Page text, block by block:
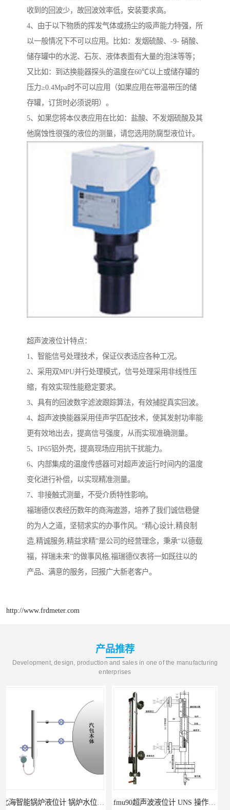
收到的回波少，故回波效率低，安装要求高。
4、由于以下物质的挥发气体或扬尘的吸声能力特强，所
以一般情况下不可以应用。比如：发烟硫酸、-9- 硝酸、
储存罐中的水泥、石灰、液体表面有大量的泡沫等等；
又比如：到达换能器探头的温度在60℃以上或储存罐的
压力≥0.4Mpa时不可以应用（如果应用在带温带压的储
存罐，订货时必须说明）。
5、如果您将本仪表应用在比如：盐酸、不发烟硫酸及其
他腐蚀性很强的液位的测量，请您选用防腐型液位计。
超声波液位计特点：
1、智能信号处理技术，保证仪表适应各种工况。
2、采用双MPU并行处理模式，信号处理采用非线性压
缩，有效实现性能稳定要求。
3、具有的回波数字滤波跟踪算法，有效捕捉真实回波。
4、超声波换能器采用佳声学匹配技术，使其发射功率能
更有效地出去，提高信号强度，从而实现准确测量。
5、IP65铝外壳，提高现场应用抗干扰能力。
6、内部集成的温度传感器可对超声波运行时间内的温度
变化进行补偿，以实现精准测量。
7、非接触式测量，不受介质特性影响。
福瑞德仪表经历数年的商海遨游，培养了我们诚信稳健
的为人之道，坚韧求实的办事作风。“精心设计,精良制
造,精诚服务,精益求精”是公司的经营理念，秉承“以德载
福，祥瑞未来”的做事风格,福瑞德仪表将一如既往以的
产品、满意的服务，回报广大新老客户。
http://www.frdmeter.com
产品推荐
Development, design, production and sales in one of the manufacturing
enterprises